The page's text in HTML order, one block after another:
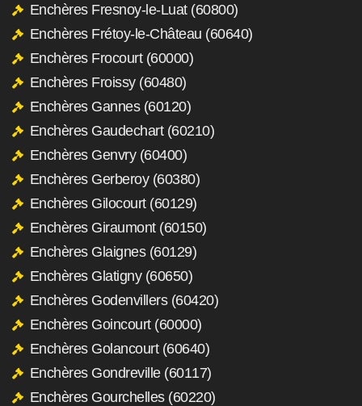
Enchères Fresnoy-le-Luat (60800)
Enchères Frétoy-le-Château (60640)
Enchères Frocourt (60000)
Enchères Froissy (60480)
Enchères Gannes (60120)
Enchères Gaudechart (60210)
Enchères Genvry (60400)
Enchères Gerberoy (60380)
Enchères Gilocourt (60129)
Enchères Giraumont (60150)
Enchères Glaignes (60129)
Enchères Glatigny (60650)
Enchères Godenvillers (60420)
Enchères Goincourt (60000)
Enchères Golancourt (60640)
Enchères Gondreville (60117)
Enchères Gourchelles (60220)